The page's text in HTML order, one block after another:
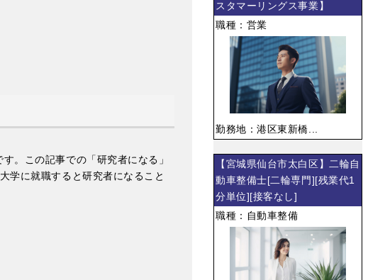
。この記事での「研究者になる」
学に就職すると研究者になること
スタマーリングス事業】
職種：営業
勤務地：港区東新橋...
【宮城県仙台市太白区】二輪自
動車整備士[二輪専門][残業代1
分単位][接客なし]
職種：自動車整備